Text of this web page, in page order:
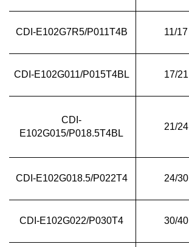
CDI-E102G7R5/P011T4B 11/17
CDI-E102G011/P015T4BL 17/21
CDI-
E102G015/P018.5T4BL
21/24
CDI-E102G018.5/P022T4 24/30
CDI-E102G022/P030T4 30/40